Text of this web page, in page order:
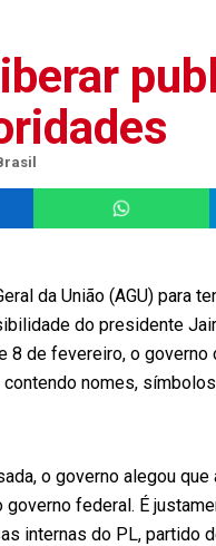
da União (AGU) para
do presidente
8 de fevereiro, o
nomes,
o governo alegou
federal. É
internas do PL, partido